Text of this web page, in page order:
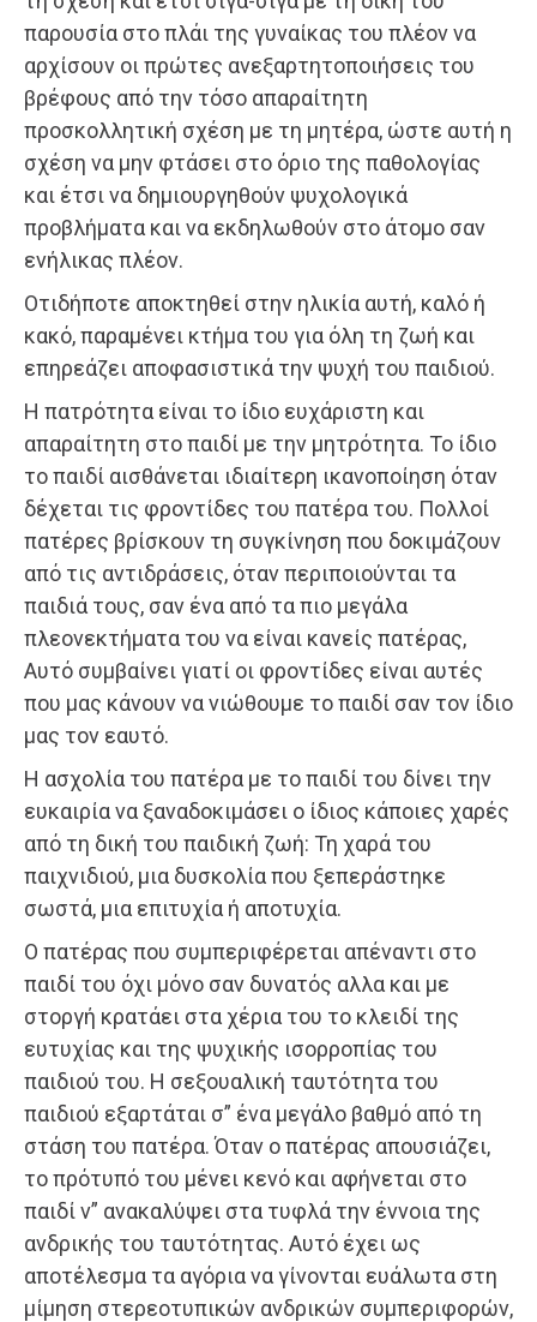
παρουσία στο πλάι της γυναίκας του πλέον να
αρχίσουν οι πρώτες ανεξαρτητοποιήσεις του
βρέφους από την τόσο απαραίτητη
προσκολλητική σχέση με τη μητέρα, ώστε αυτή η
σχέση να μην φτάσει στο όριο της παθολογίας
και έτσι να δημιουργηθούν ψυχολογικά
προβλήματα και να εκδηλωθούν στο άτομο σαν
ενήλικας πλέον.
Οτιδήποτε αποκτηθεί στην ηλικία αυτή, καλό ή
κακό, παραμένει κτήμα του για όλη τη ζωή και
επηρεάζει αποφασιστικά την ψυχή του παιδιού.
Η πατρότητα είναι το ίδιο ευχάριστη και
απαραίτητη στο παιδί με την μητρότητα. Το ίδιο
το παιδί αισθάνεται ιδιαίτερη ικανοποίηση όταν
δέχεται τις φροντίδες του πατέρα του. Πολλοί
πατέρες βρίσκουν τη συγκίνηση που δοκιμάζουν
από τις αντιδράσεις, όταν περιποιούνται τα
παιδιά τους, σαν ένα από τα πιο μεγάλα
πλεονεκτήματα του να είναι κανείς πατέρας,
Αυτό συμβαίνει γιατί οι φροντίδες είναι αυτές
που μας κάνουν να νιώθουμε το παιδί σαν τον ίδιο
μας τον εαυτό.
Η ασχολία του πατέρα με το παιδί του δίνει την
ευκαιρία να ξαναδοκιμάσει ο ίδιος κάποιες χαρές
από τη δική του παιδική ζωή: Τη χαρά του
παιχνιδιού, μια δυσκολία που ξεπεράστηκε
σωστά, μια επιτυχία ή αποτυχία.
Ο πατέρας που συμπεριφέρεται απέναντι στο
παιδί του όχι μόνο σαν δυνατός αλλα και με
στοργή κρατάει στα χέρια του το κλειδί της
ευτυχίας και της ψυχικής ισορροπίας του
παιδιού του. Η σεξουαλική ταυτότητα του
παιδιού εξαρτάται σ” ένα μεγάλο βαθμό από τη
στάση του πατέρα. Όταν ο πατέρας απουσιάζει,
το πρότυπό του μένει κενό και αφήνεται στο
παιδί ν” ανακαλύψει στα τυφλά την έννοια της
ανδρικής του ταυτότητας. Αυτό έχει ως
αποτέλεσμα τα αγόρια να γίνονται ευάλωτα στη
μίμηση στερεοτυπικών ανδρικών συμπεριφορών,